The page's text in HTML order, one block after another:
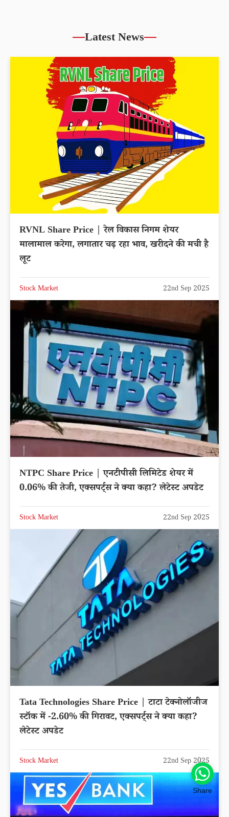
Latest News
RVNL Share Price | रेल विकास निगम शेयर
मालामाल करेगा, लगातार चढ़ रहा भाव, खरीदने की मची है
लूट
Stock Market 22nd Sep 2025
NTPC Share Price | एनटीपीसी लिमिटेड शेयर में
0.06% की तेजी, एक्सपर्ट्स ने क्या कहा? लेटेस्ट अपडेट
Stock Market 22nd Sep 2025
Tata Technologies Share Price | टाटा टेक्नोलॉजीज
स्टॉक में -2.60% की गिरावट, एक्सपर्ट्स ने क्या कहा?
लेटेस्ट अपडेट
Stock Market 22nd Sep 2025
Share